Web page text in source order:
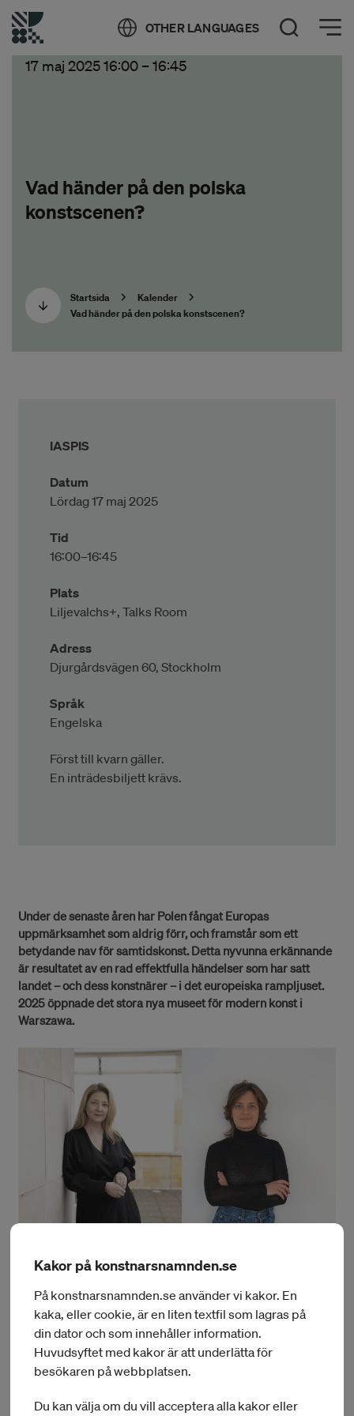
OTHER LANGUAGES Öppna sök
Öppna meny
17 maj 2025 16:00– 16:45
Vad händer på den polska
konstscenen?
Startsida
Kalender
Vad händer på den polska konstscenen?
IASPIS
Datum
Lördag 17 maj 2025
Tid
16:00–16:45
Plats
Liljevalchs+, Talks Room
Adress
Djurgårdsvägen 60, Stockholm
Språk
Engelska
Först till kvarn gäller.
En inträdesbiljett krävs.
Under de senaste åren har Polen fångat Europas
uppmärksamhet som aldrig förr, och framstår som ett
betydande nav för samtidskonst. Detta nyvunna erkännande
är resultatet av en rad effektfulla händelser som har satt
landet – och dess konstnärer – i det europeiska rampljuset.
2025 öppnade det stora nya museet för modern konst i
Warszawa.
Kakor på konstnarsnamnden.se
På konstnarsnamnden.se använder vi kakor. En
kaka, eller cookie, är en liten textfil som lagras på
din dator och som innehåller information.
Huvudsyftet med kakor är att underlätta för
besökaren på webbplatsen.
Du kan välja om du vill acceptera alla kakor eller